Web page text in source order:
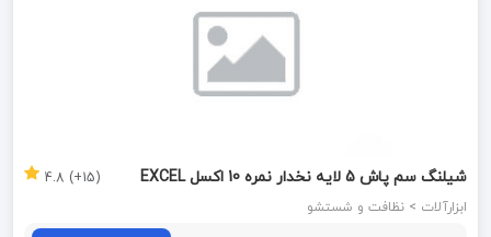
شیلنگ سم پاش 5 لایه نخدار نمره 10 اکسل EXCEL
ابزارآلات > نظافت و شستشو
(15+) 4.8